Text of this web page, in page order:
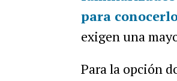
para
exigen una
Para la opción